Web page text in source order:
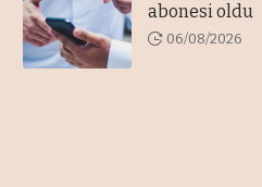
abonesi oldu
06/08/2026